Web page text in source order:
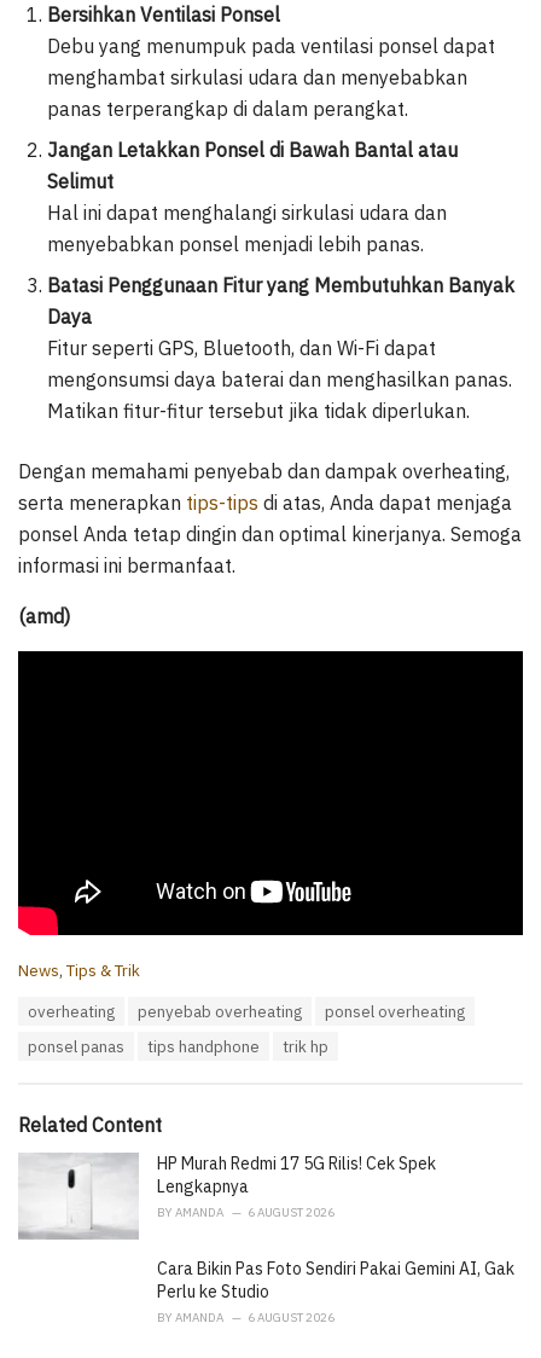
Bersihkan Ventilasi Ponsel
Debu yang menumpuk pada ventilasi ponsel dapat
menghambat sirkulasi udara dan menyebabkan
panas terperangkap di dalam perangkat.
Jangan Letakkan Ponsel di Bawah Bantal atau
Selimut
Hal ini dapat menghalangi sirkulasi udara dan
menyebabkan ponsel menjadi lebih panas.
Batasi Penggunaan Fitur yang Membutuhkan Banyak
Daya
Fitur seperti GPS, Bluetooth, dan Wi-Fi dapat
mengonsumsi daya baterai dan menghasilkan panas.
Matikan fitur-fitur tersebut jika tidak diperlukan.
Dengan memahami penyebab dan dampak overheating,
serta menerapkan tips-tips di atas, Anda dapat menjaga
ponsel Anda tetap dingin dan optimal kinerjanya. Semoga
informasi ini bermanfaat.
(amd)
C
i
News,Tips & Trik
overheating penyebab overheating
ponsel overheating
ponsel panas
tips handphone trik hp
Related Content
HP Murah Redmi 17 5G Rilis! Cek Spek
Lengkapnya
BY AMANDA 6 AUGUST 2026
Cara Bikin Pas Foto Sendiri Pakai Gemini AI, Gak
Perlu ke Studio
BY AMANDA 6 AUGUST 2026